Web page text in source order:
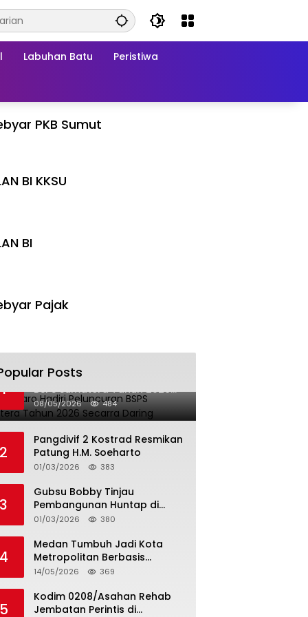
Labuhan Batu Peristiwa
PKB Sumut
BI KKSU
BI
Pajak
Posts
1
Bupati Karo Hadiri Peluncuran
BSPS Sumatera Tahun 2026
Secarra Daring
08/05/2026 484
2
Pangdivif 2 Kostrad Resmikan
Patung H.M. Soeharto
01/03/2026 383
3
Gubsu Bobby Tinjau
Pembangunan Huntap di
Tapteng
01/03/2026 380
4
Medan Tumbuh Jadi Kota
Metropolitan Berbasis
Teknologi
14/05/2026 369
5
Kodim 0208/Asahan Rehab
Jembatan Perintis di